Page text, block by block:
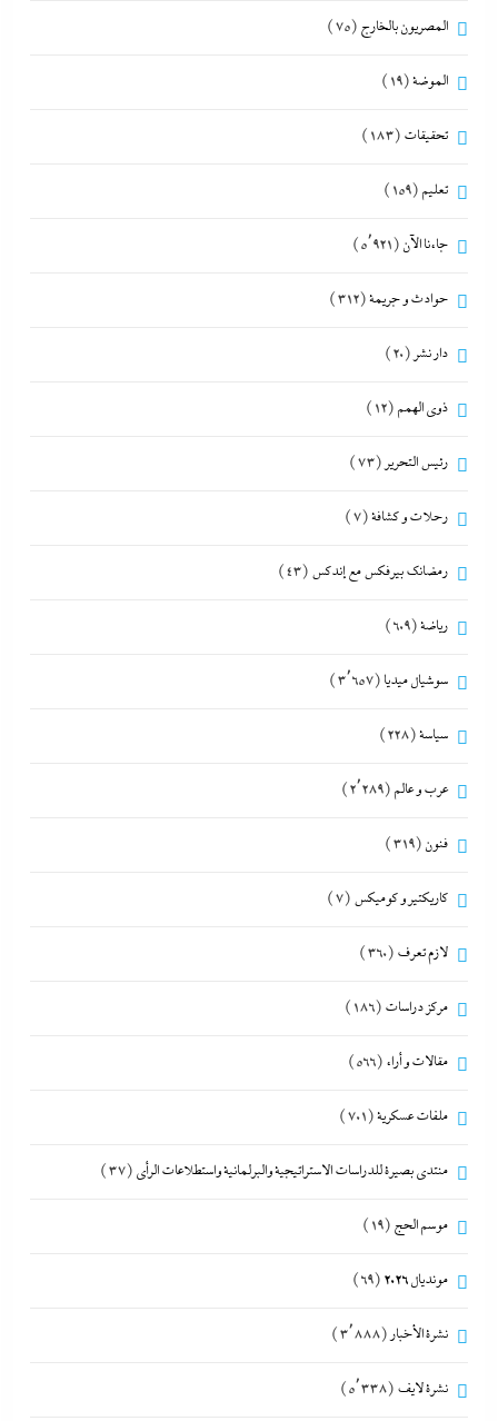
المصريون بالخارج (75)
الموضة(19)
تحقيقات (183)
تعليم (159)
جاءنا الآن (5٬921)
حوادث و جريمة(312)
دار نشر (20)
ذوى الهمم (12)
رئيس التحرير (73)
رحلات و كشافة(7)
رمضانك بيرفكس مع إندكس (43)
رياضة(609)
سوشيال ميديا (3٬657)
سياسة(228)
عرب و عالم (2٬289)
فنون (319)
كاريكتير و كوميكس (7)
لازم تعرف (360)
مركز دراسات (186)
مقالات و أراء (566)
ملفات عسكرية(701)
منتدى بصيرة للدراسات الاستراتيجية والبرلمانية واستطلاعات الرأى (37)
موسم الحج (19)
مونديال 2026 (69)
نشرة الأخبار (3٬888)
نشرة لايف (5٬338)